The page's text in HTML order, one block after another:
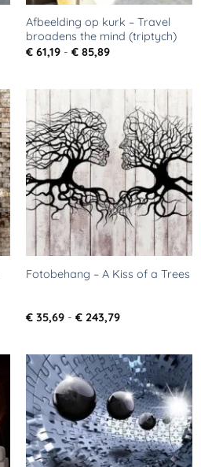
Afbeelding op kurk – Travel
broadens the mind (triptych)
€ 61,19 - € 85,89Prijsklasse:
Toevoegen
aan
verlanglijst
Fotobehang – A Kiss of a Trees
€ 35,69 - € 243,79Prijsklasse:
Toevoegen
aan
verlanglijst